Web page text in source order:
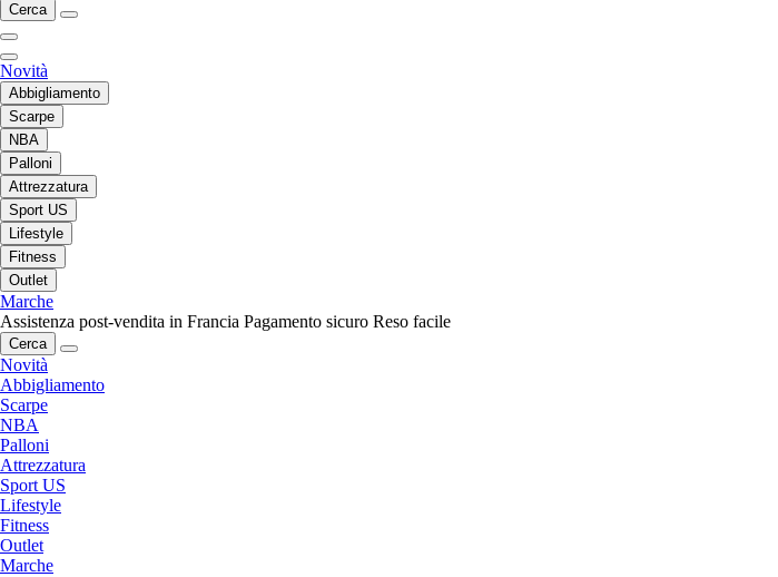
Cerca
Novità
Abbigliamento
Scarpe
NBA
Palloni
Attrezzatura
Sport US
Lifestyle
Fitness
Outlet
Marche
Assistenza post-vendita in Francia Pagamento sicuro Reso facile
Cerca
Novità
Abbigliamento
Scarpe
NBA
Palloni
Attrezzatura
Sport US
Lifestyle
Fitness
Outlet
Marche